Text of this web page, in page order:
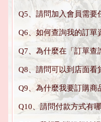
Q5、請問加入會員需要
Q6、如何查詢我的訂單
Q7、為什麼在「訂單查
Q8、請問可以到店面看
Q9、為什麼我要訂購商
Q10、請問付款方式有